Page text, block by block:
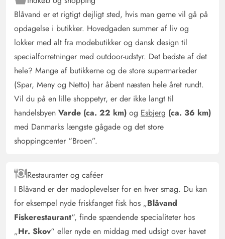
Blåvand er et rigtigt dejligt sted, hvis man gerne vil gå på
opdagelse i butikker. Hovedgaden summer af liv og
lokker med alt fra modebutikker og dansk design til
specialforretninger med outdoor-udstyr. Det bedste af det
hele? Mange af butikkerne og de store supermarkeder
(Spar, Meny og Netto) har åbent næsten hele året rundt.
Vil du på en lille shoppetyr, er der ikke langt til
handelsbyen Varde (ca. 22 km) og Esbjerg (ca. 36 km)
med Danmarks længste gågade og det store
shoppingcenter “Broen”.
Restauranter og caféer
I Blåvand er der madoplevelser for en hver smag. Du kan
for eksempel nyde friskfanget fisk hos „Blåvand
Fiskerestaurant“, finde spændende specialiteter hos
„Hr. Skov“ eller nyde en middag med udsigt over havet